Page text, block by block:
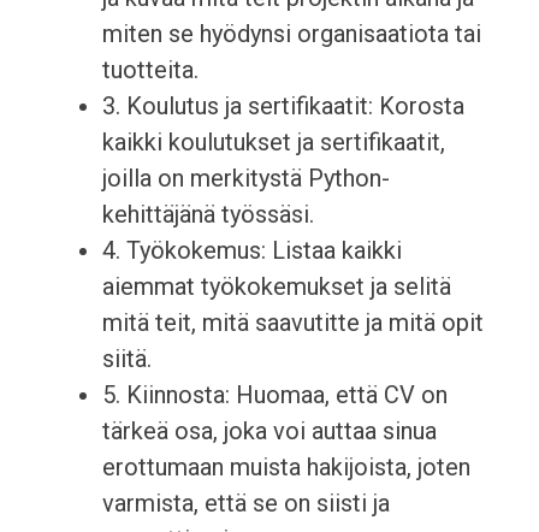
miten se hyödynsi organisaatiota tai
tuotteita.
3. Koulutus ja sertifikaatit: Korosta
kaikki koulutukset ja sertifikaatit,
joilla on merkitystä Python-
kehittäjänä työssäsi.
4. Työkokemus: Listaa kaikki
aiemmat työkokemukset ja selitä
mitä teit, mitä saavutitte ja mitä opit
siitä.
5. Kiinnosta: Huomaa, että CV on
tärkeä osa, joka voi auttaa sinua
erottumaan muista hakijoista, joten
varmista, että se on siisti ja